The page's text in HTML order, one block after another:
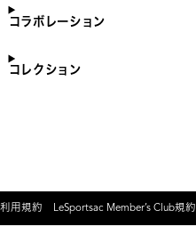
コラボレーション
コレクション
利用規約 LeSportsac Member’s Club規約